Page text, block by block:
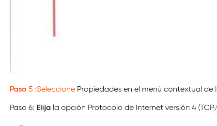
Paso 5 :Seleccione Propiedades en el menú contextual de
Paso 6: Elija la opción Protocolo de Internet versión 4